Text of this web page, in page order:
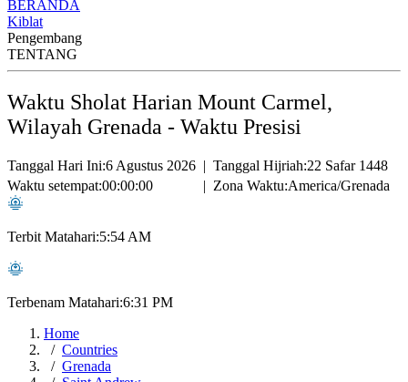
BERANDA
Kiblat
Pengembang
TENTANG
Waktu Sholat Harian Mount Carmel,
Wilayah Grenada - Waktu Presisi
Tanggal Hari Ini:6 Agustus 2026 | Tanggal Hijriah:22 Safar 1448
Waktu setempat:00:00:00 | Zona Waktu:America/Grenada
Terbit Matahari:5:54 AM
Terbenam Matahari:6:31 PM
Home
Countries
Grenada